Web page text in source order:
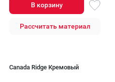
В корзину
Рассчитать материал
Canada Ridge Кремовый